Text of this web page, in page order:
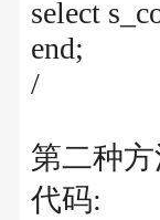
select
end;
/
第二种方
代码: